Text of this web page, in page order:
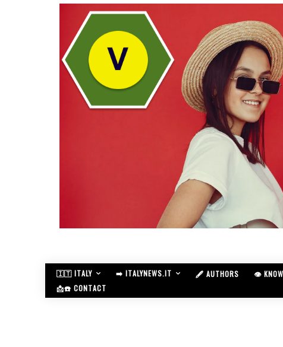
🇮🇹 ITALY ➡️ ITALYNEWS.IT 🖋️ AUTHORS 👁️
📩☎️ CONTACT